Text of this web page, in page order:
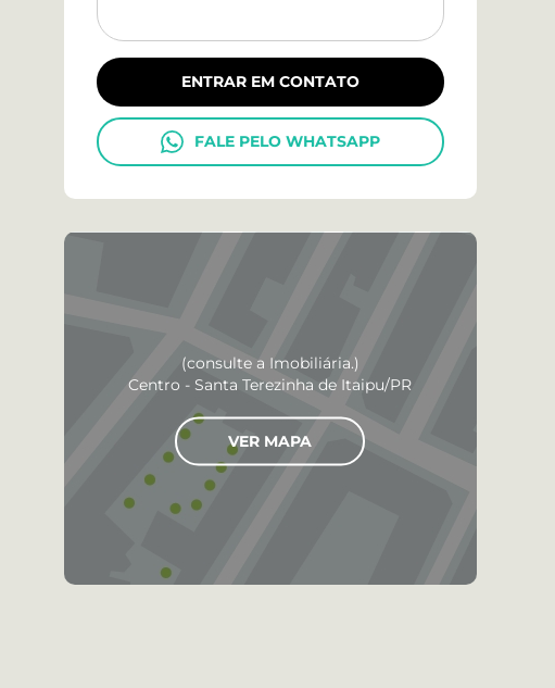
ENTRAR EM CONTATO
FALE PELO WHATSAPP
(consulte a Imobiliária.)
Centro - Santa Terezinha de Itaipu/PR
VER MAPA